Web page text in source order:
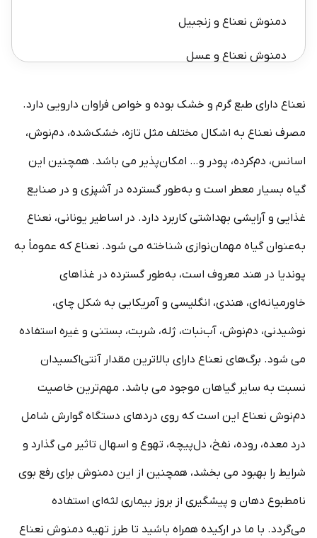
دمنوش نعناع و زنجبیل
دمنوش نعناع و عسل
دمنوش نعناع و بابونه
خواص دمنوش نعناع
نعناع دارای طبع گرم و خشک بوده و خواص فراوان دارویی دارد.
مصرف نعناع به اشکال مختلف مثل تازه، خشک‌شده، دم‌نوش،
اسانس، دم‌کرده، پودر و… امکان‌پذیر می باشد. همچنین این
گیاه بسیار معطر است و به‌طور گسترده در آشپزی و در صنایع
غذایی و آرایشی بهداشتی کاربرد دارد. در اساطیر یونانی، نعناع
به‌عنوان گیاه مهمان‌نوازی شناخته می شود. نعناع که عموماً به
پوندیا در هند معروف است، به‌طور گسترده در غذاهای
خاورمیانه‌ای، هندی، انگلیسی و آمریکایی به شکل چای،
نوشیدنی، دم‌نوش، آب‌نبات، ژله، شربت، بستنی و غیره استفاده
می شود. برگ‌های نعناع دارای بالاترین مقدار آنتی‌اکسیدان
نسبت به سایر گیاهان موجود می باشد. مهم‌ترین خاصیت
دم‌نوش نعناع این است که روی دردهای دستگاه گوارش شامل
درد معده، روده، نفخ، دل‌پیچه، تهوع و اسهال تاثیر می گذارد و
شرایط را بهبود می بخشد، همچنین از این دمنوش برای رفع بوی
نامطبوع دهان و پیشگیری از بروز بیماری لثه‌ای استفاده
می‌گردد. با ما در ارکیده همراه باشید تا طرز تهیه دمنوش نعناع